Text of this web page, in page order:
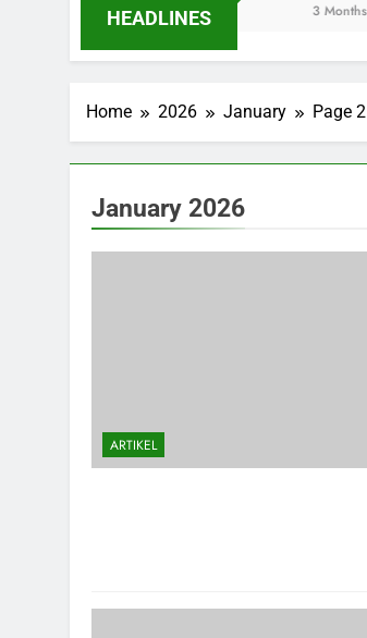
HEADLINES 3 Months Ago
Home 2026 January Page 2
January 2026
ARTIKEL